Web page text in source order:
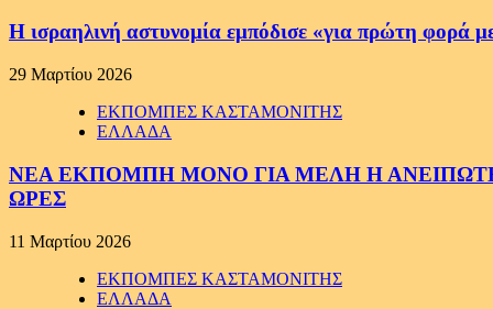
Η ισραηλινή αστυνομία εμπόδισε «για πρώτη φορά
29 Μαρτίου 2026
ΕΚΠΟΜΠΕΣ ΚΑΣΤΑΜΟΝΙΤΗΣ
ΕΛΛΑΔΑ
ΝΕΑ ΕΚΠΟΜΠΗ ΜΟΝΟ ΓΙΑ ΜΕΛΗ Η
ΩΡΕΣ
11 Μαρτίου 2026
ΕΚΠΟΜΠΕΣ ΚΑΣΤΑΜΟΝΙΤΗΣ
ΕΛΛΑΔΑ